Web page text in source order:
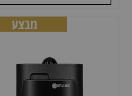
מבצע